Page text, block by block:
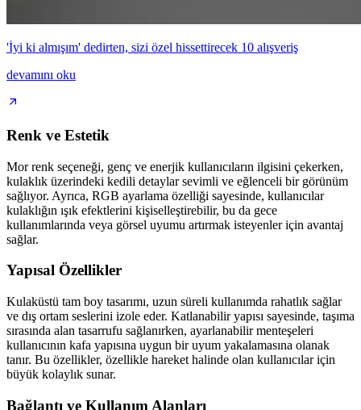
'İyi ki almışım' dedirten, sizi özel hissettirecek 10 alışveriş
devamını oku
Renk ve Estetik
Mor renk seçeneği, genç ve enerjik kullanıcıların ilgisini çekerken,
kulaklık üzerindeki kedili detaylar sevimli ve eğlenceli bir görünüm
sağlıyor. Ayrıca, RGB ayarlama özelliği sayesinde, kullanıcılar
kulaklığın ışık efektlerini kişiselleştirebilir, bu da gece
kullanımlarında veya görsel uyumu artırmak isteyenler için avantaj
sağlar.
Yapısal Özellikler
Kulaküstü tam boy tasarımı, uzun süreli kullanımda rahatlık sağlar
ve dış ortam seslerini izole eder. Katlanabilir yapısı sayesinde, taşıma
sırasında alan tasarrufu sağlanırken, ayarlanabilir menteşeleri
kullanıcının kafa yapısına uygun bir uyum yakalamasına olanak
tanır. Bu özellikler, özellikle hareket halinde olan kullanıcılar için
büyük kolaylık sunar.
Bağlantı ve Kullanım Alanları